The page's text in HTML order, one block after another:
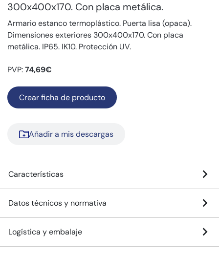
300x400x170. Con placa metálica.
Armario estanco termoplástico. Puerta lisa (opaca).
Dimensiones exteriores 300x400x170. Con placa
metálica. IP65. IK10. Protección UV.
PVP:74,69€
Crear ficha de producto
Añadir a mis descargas
Características
Datos técnicos y normativa
Logística y embalaje